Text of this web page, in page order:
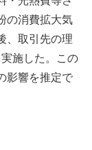
の消費拡大気
、取引先の理
施した。この
影響を推定で